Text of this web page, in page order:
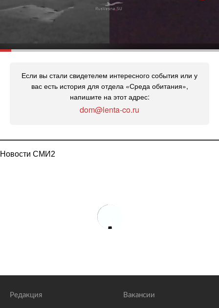
Если вы стали свидетелем интересного события или у
вас есть история для отдела «Среда обитания»,
напишите на этот адрес:
dom@lenta-co.ru
Новости СМИ2
Редакция Вакансии